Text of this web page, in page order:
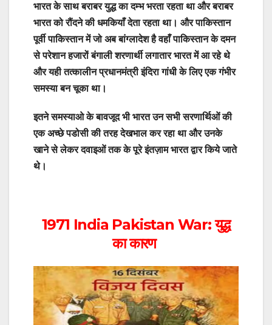
भारत के साथ बराबर युद्ध का दम्भ भरता रहता था और बराबर
भारत को रौंदने की धमकियाँ देता रहता था। और पाकिस्तान
पूर्वी पाकिस्तान में जो अब बांग्लादेश है वहाँ पाकिस्तान के दमन
से परेशान हजारों बंगाली शरणार्थी लगातार भारत में आ रहे थे
और यही तत्कालीन प्रधानमंत्री इंदिरा गांधी के लिए एक गंभीर
समस्या बन चूका था।
इतने समस्याओ के बावजूद भी भारत उन सभी सरणार्थिओं की
एक अच्छे पडोसी की तरह देखभाल कर रहा था और उनके
खाने से लेकर दवाइओं तक के पूरे इंतज़ाम भारत द्वार किये जाते
थे।
1971 India Pakistan War: युद्ध
का कारण